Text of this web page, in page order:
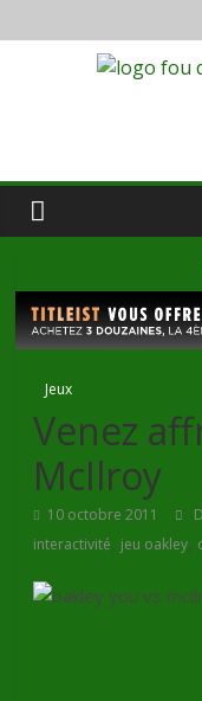
Jeux
Venez
McIlroy
10 octobre 2011
interactivité, jeu oakley,